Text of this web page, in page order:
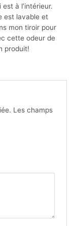
à l’intérieur.
est lavable et
mon tiroir pour
cette odeur de
produit!
Les champs